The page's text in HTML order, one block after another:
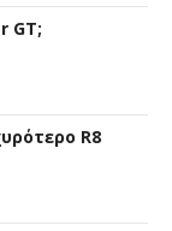
GT;
R8